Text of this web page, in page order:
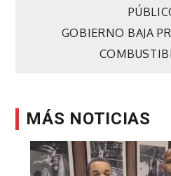
entradas
GOBIERNO BAJA
MÁS NOTICIAS